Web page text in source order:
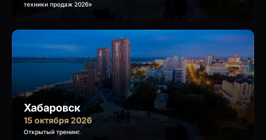
техники продаж 2026»
Хабаровск
15 октября 2026
Открытый тренинг.